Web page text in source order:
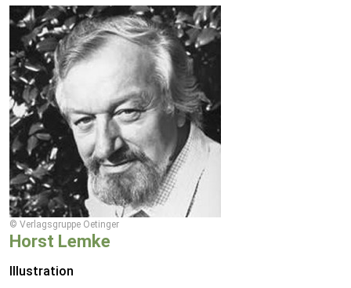
© Verlagsgruppe Oetinger
Horst Lemke
Illustration